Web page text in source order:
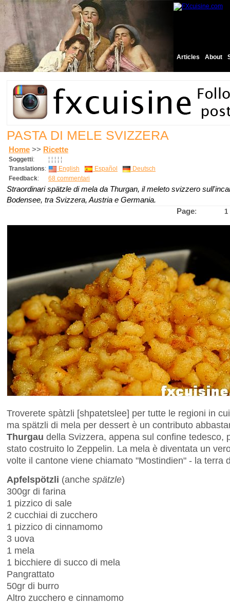
Articles About
PASTA DI MELE SVIZZERA
Home >> Ricette
Soggetti: ¦ ¦ ¦ ¦ ¦
Translations: English Español
Deutsch
Feedback: 68 commentari
Straordinari spätzle di mela da Thurgan, il meleto svizzero
Bodensee, tra Svizzera, Austria e Germania.
Page: 1
Troverete spàtzli [shpatetslee] per tutte le regioni in
ma spätzli di mela per dessert è un contributo
Thurgau della Svizzera, appena sul confine tedesco,
stato costruito lo Zeppelin. La mela è diventata un
volte il cantone viene chiamato "Mostindien" - la terra
Apfelspötzli (anche spätzle)
300gr di farina
1 pizzico di sale
2 cucchiai di zucchero
1 pizzico di cinnamomo
3 uova
1 mela
1 bicchiere di succo di mela
Pangrattato
50gr di burro
Altro zucchero e cinnamomo